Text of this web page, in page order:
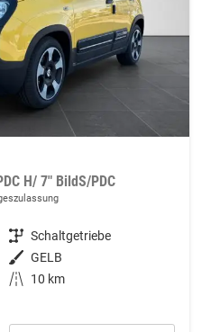
H/ 7" BildS/PDC
Getriebe Schaltgetriebe
Außenfarbe GELB
Kilometerstand
10 km